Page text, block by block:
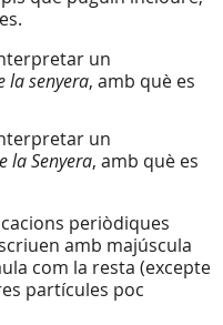
un
la senyera, amb què es
un
la Senyera, amb què es
periòdiques
amb majúscula
com la resta (excepte
partícules poc